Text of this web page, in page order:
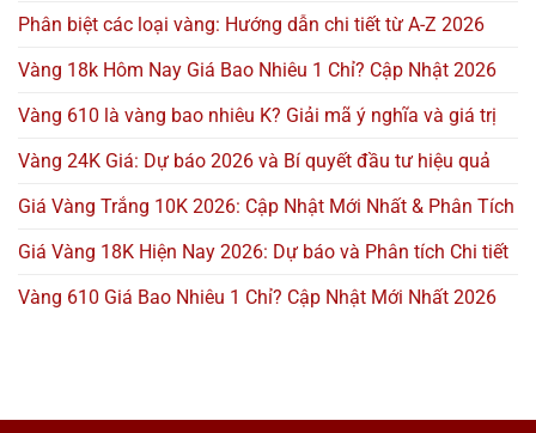
Phân biệt các loại vàng: Hướng dẫn chi tiết từ A-Z 2026
Vàng 18k Hôm Nay Giá Bao Nhiêu 1 Chỉ? Cập Nhật 2026
Vàng 610 là vàng bao nhiêu K? Giải mã ý nghĩa và giá trị
Vàng 24K Giá: Dự báo 2026 và Bí quyết đầu tư hiệu quả
Giá Vàng Trắng 10K 2026: Cập Nhật Mới Nhất & Phân Tích
Giá Vàng 18K Hiện Nay 2026: Dự báo và Phân tích Chi tiết
Vàng 610 Giá Bao Nhiêu 1 Chỉ? Cập Nhật Mới Nhất 2026